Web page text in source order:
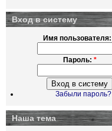
Вход в систему
Имя пользователя:
Пароль: *
Забыли пароль?
Наша тема